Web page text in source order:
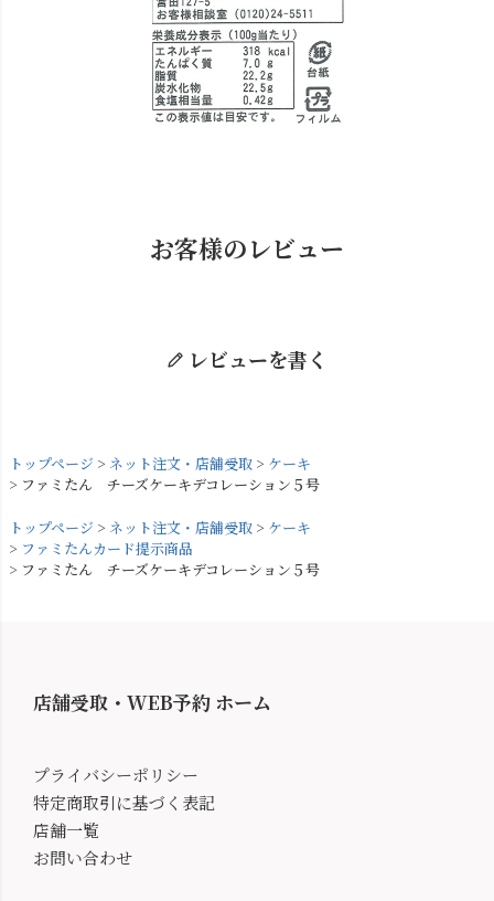
お客様のレビュー
レビューを書く
トップページ ネット注文・店舗受取
ケーキ
ファミたん チーズケーキデコレーション５号
トップページ ネット注文・店舗受取
ケーキ
ファミたんカード提示商品
ファミたん チーズケーキデコレーション５号
店舗受取・WEB予約 ホーム
プライバシーポリシー
特定商取引に基づく表記
店舗一覧
お問い合わせ